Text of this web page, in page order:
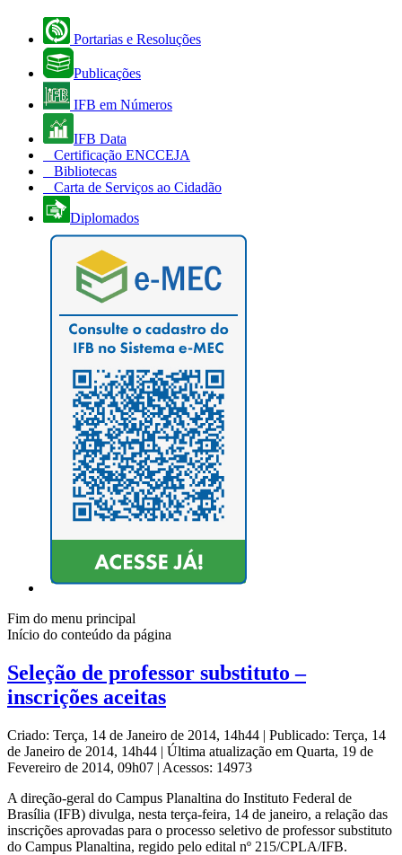
Portarias e Resoluções
Publicações
IFB em Números
IFB Data
Certificação ENCCEJA
Bibliotecas
Carta de Serviços ao Cidadão
Diplomados
Fim do menu principal
Início do conteúdo da página
Seleção de professor substituto –
inscrições aceitas
Criado: Terça, 14 de Janeiro de 2014, 14h44 | Publicado: Terça, 14
de Janeiro de 2014, 14h44 | Última atualização em Quarta, 19 de
Fevereiro de 2014, 09h07 | Acessos: 14973
A direção-geral do Campus Planaltina do Instituto Federal de
Brasília (IFB) divulga, nesta terça-feira, 14 de janeiro, a relação das
inscrições aprovadas para o processo seletivo de professor substituto
do Campus Planaltina, regido pelo edital nº 215/CPLA/IFB.